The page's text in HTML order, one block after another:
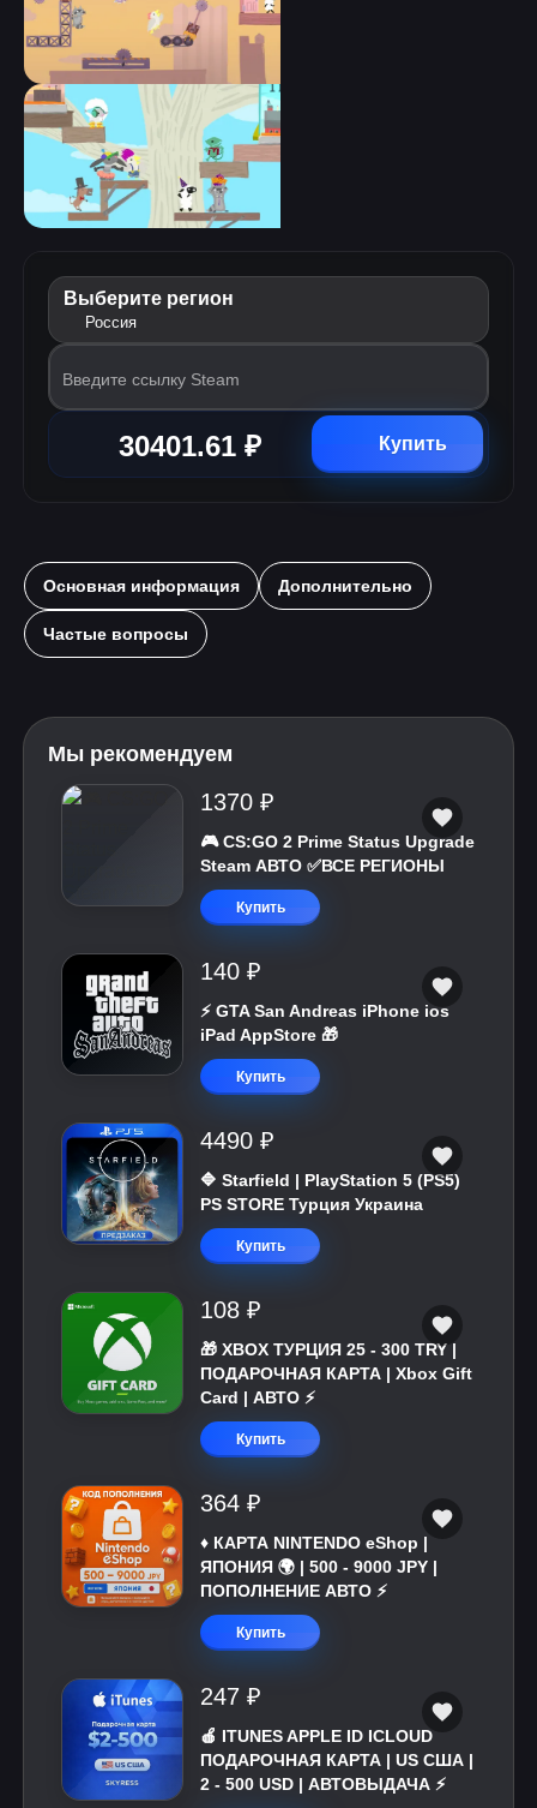
Выберите регион
Россия
Введите ссылку Steam
30401.61 ₽ Купить
Основная информация Дополнительно
Частые вопросы
Мы рекомендуем
1370 ₽
🎮 CS:GO 2 Prime Status Upgrade
Steam АВТО ✅ВСЕ РЕГИОНЫ
Купить
140 ₽
⚡️ GTA San Andreas iPhone ios
iPad AppStore 🎁
Купить
4490 ₽
🔷 Starfield | PlayStation 5 (PS5)
PS STORE Турция Украина
Купить
108 ₽
🎁 XBOX ТУРЦИЯ 25 - 300 TRY |
ПОДАРОЧНАЯ КАРТА | Xbox Gift
Card | АВТО ⚡
Купить
364 ₽
♦️ КАРТА NINTENDO eShop |
ЯПОНИЯ 🌍 | 500 - 9000 JPY |
ПОПОЛНЕНИЕ АВТО ⚡
Купить
247 ₽
🍎 ITUNES APPLE ID ICLOUD
ПОДАРОЧНАЯ КАРТА | US США |
2 - 500 USD | АВТОВЫДАЧА ⚡️